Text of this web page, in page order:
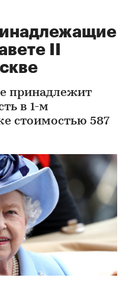
II
принадлежит
в 1-м
стоимостью 587